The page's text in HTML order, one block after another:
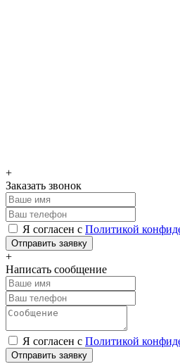
+
Заказать звонок
Я согласен с Политикой
Отправить заявку
+
Написать сообщение
Я согласен с Политикой
Отправить заявку